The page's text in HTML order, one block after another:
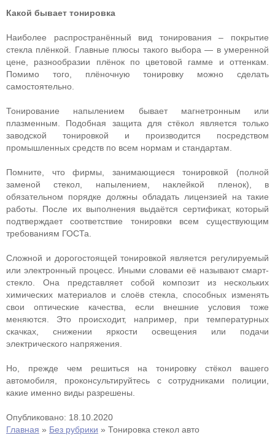
Какой бывает тонировка
Наиболее распространённый вид тонирования – покрытие
стекла плёнкой. Главные плюсы такого выбора — в умеренной
цене, разнообразии плёнок по цветовой гамме и оттенкам.
Помимо того, плёночную тонировку можно сделать
самостоятельно.
Тонирование напылением бывает магнетронным или
плазменным. Подобная защита для стёкол является только
заводской тонировкой и производится посредством
промышленных средств по всем нормам и стандартам.
Помните, что фирмы, занимающиеся тонировкой (полной
заменой стекол, напылением, наклейкой пленок), в
обязательном порядке должны обладать лицензией на такие
работы. После их выполнения выдаётся сертификат, который
подтверждает соответствие тонировки всем существующим
требованиям ГОСТа.
Сложной и дорогостоящей тонировкой является регулируемый
или электронный процесс. Иными словами её называют смарт-
стекло. Она представляет собой композит из нескольких
химических материалов и слоёв стекла, способных изменять
свои оптические качества, если внешние условия тоже
меняются. Это происходит, например, при температурных
скачках, снижении яркости освещения или подачи
электрического напряжения.
Но, прежде чем решиться на тонировку стёкол вашего
автомобиля, проконсультируйтесь с сотрудниками полиции,
какие именно виды разрешены.
Опубликовано: 18.10.2020
Главная » Без рубрики » Тонировка стекол авто